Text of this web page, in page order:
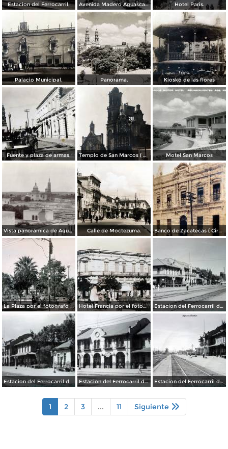
Estacion del Ferrocarril. Avenida Madero Aguascalientes. Hotel Paris.
Palacio Municipal. Panorama. Kiosko de las flores
Fuente y plaza de armas. Templo de San Marcos ( Circulada el 8 de Abril de 1949 ). Motel San Marcos
Vista panorámica de Aguscalientes Calle de Moctezuma. Banco de Zacatecas ( Circulada el 6 de Febrero de 1920 ).
La Plaza por el fotografo Manuel Obregon. Hotel Francia por el fotografo Manuel Obregon. Estacion del Ferrocarril de Aguascalientes. ( Circulada el 15 de Abril de 1949 ).
Estacion del Ferrocarril de Aguascalientes. ( Circulada el 15 de Abril de 1949 ). Estacion del Ferrocarril de Aguascalientes. ( Circulada el 15 de Abril de 1949 ). Estacion del Ferrocarril de Aguascalientes. ( Circulada el 15 de Abril de 1949 ).
1 2 3 ... 11 Siguiente